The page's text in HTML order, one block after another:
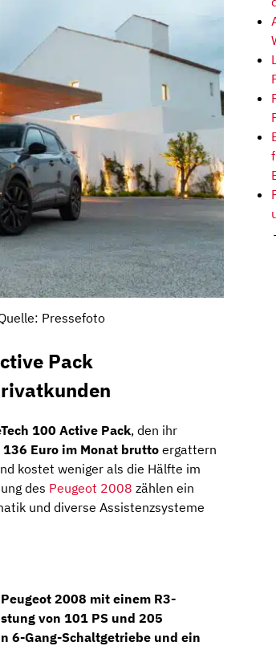
Pressefoto
Pack
100 Active Pack, den ihr
136 Euro im Monat brutto ergattern
kostet weniger als die Hälfte im
des Peugeot 2008 zählen ein
und diverse Assistenzsysteme
2008 mit einem R3-
von 101 PS und 205
6-Gang-Schaltgetriebe und ein